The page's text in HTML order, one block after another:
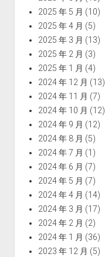
2025 年 5 月 (10)
2025 年 4 月 (5)
2025 年 3 月 (13)
2025 年 2 月 (3)
2025 年 1 月 (4)
2024 年 12 月 (13)
2024 年 11 月 (7)
2024 年 10 月 (12)
2024 年 9 月 (12)
2024 年 8 月 (5)
2024 年 7 月 (1)
2024 年 6 月 (7)
2024 年 5 月 (7)
2024 年 4 月 (14)
2024 年 3 月 (17)
2024 年 2 月 (2)
2024 年 1 月 (36)
2023 年 12 月 (5)